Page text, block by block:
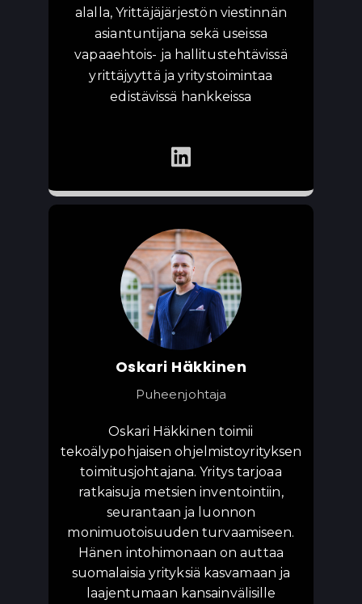
alalla, Yrittäjäjärjestön viestinnän
asiantuntijana sekä useissa
vapaaehtois- ja hallitustehtävissä
yrittäjyyttä ja yritystoimintaa
edistävissä hankkeissa
Oskari Häkkinen
Puheenjohtaja
Oskari Häkkinen toimii
tekoälypohjaisen ohjelmistoyrityksen
toimitusjohtajana. Yritys tarjoaa
ratkaisuja metsien inventointiin,
seurantaan ja luonnon
monimuotoisuuden turvaamiseen.
Hänen intohimonaan on auttaa
suomalaisia yrityksiä kasvamaan ja
laajentumaan kansainvälisille